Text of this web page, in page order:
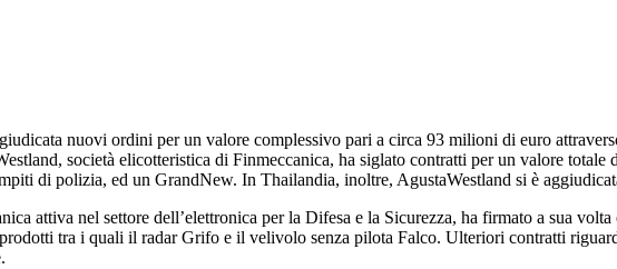
nuovi ordini per un valore complessivo pari a circa 93 milioni di euro
società elicotteristica di Finmeccanica, ha siglato contratti per un valore
di polizia, ed un GrandNew. In Thailandia, inoltre, AgustaWestland si è
attiva nel settore dell’elettronica per la Difesa e la Sicurezza, ha firmato a sua
tra i quali il radar Grifo e il velivolo senza pilota Falco. Ulteriori contratti